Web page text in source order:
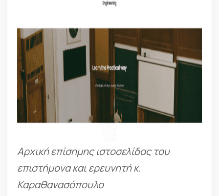
Αρχική επίσημης ιστοσελίδας του
επιστήμονα και ερευνητή κ.
Καραθανασόπουλο